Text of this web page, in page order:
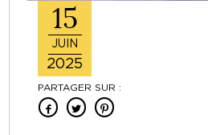
15
JUIN
2025
PARTAGER SUR :